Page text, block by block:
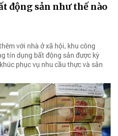
động sản như thế nào
với nhà ở xã hội, khu công
tín dụng bất động sản được kỳ
phục vụ nhu cầu thực và sản